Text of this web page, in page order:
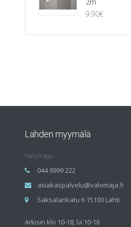
9,90€
Lahden myymälä
Valomaja
044 9999 222
asiakaspalvelu@valomaja.fi
Saksalankatu 6 15100 Lahti
Arkisin klo 10-18, la 10-16